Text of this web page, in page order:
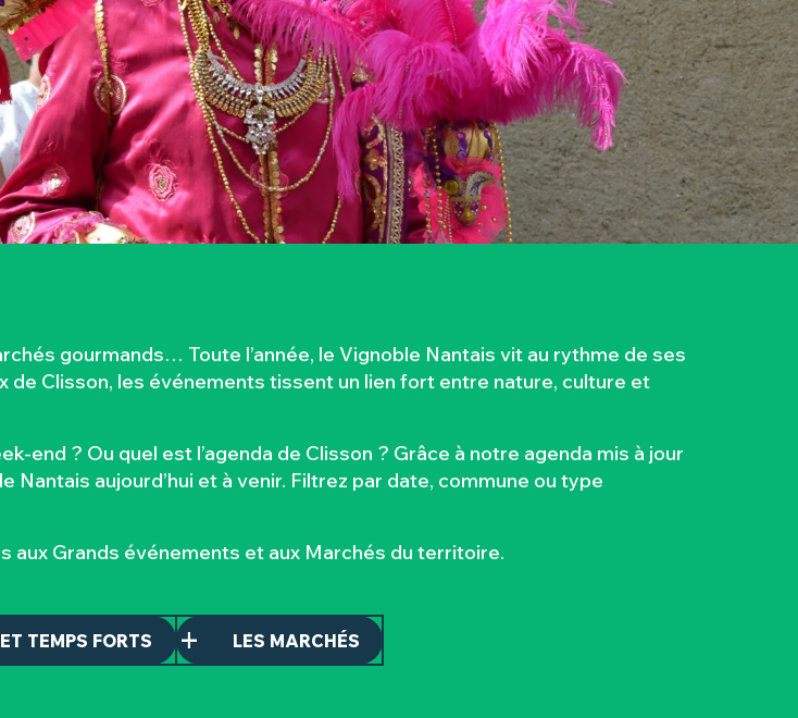
gourmands… Toute l’année, le Vignoble Nantais vit au rythme de ses
Clisson, les événements tissent un lien fort entre nature, culture et
end ? Ou quel est l’agenda de Clisson ? Grâce à notre agenda mis à jour
aujourd’hui et à venir. Filtrez par date, commune ou type
Grands événements et aux Marchés du territoire.
TEMPS FORTS LES MARCHÉS